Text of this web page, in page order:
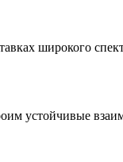
широкого
устойчивые